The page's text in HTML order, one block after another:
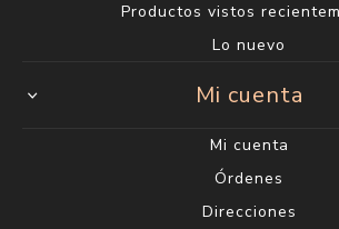
Productos vistos
Lo nuevo
Mi cuenta
Mi cuenta
Órdenes
Direcciones